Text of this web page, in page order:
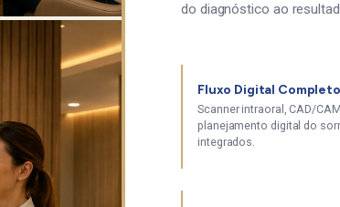
do diagnóstico ao
Fluxo Digital Completo
Scanner intraoral, CAD/
planejamento digital do
integrados.